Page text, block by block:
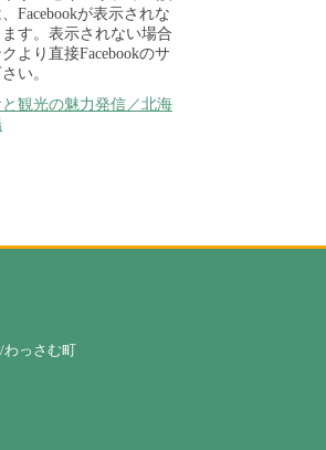
Facebookが表示されな
す。表示されない場合
より直接Facebookのサ
い。
観光の魅力発信／北海
っさむ町